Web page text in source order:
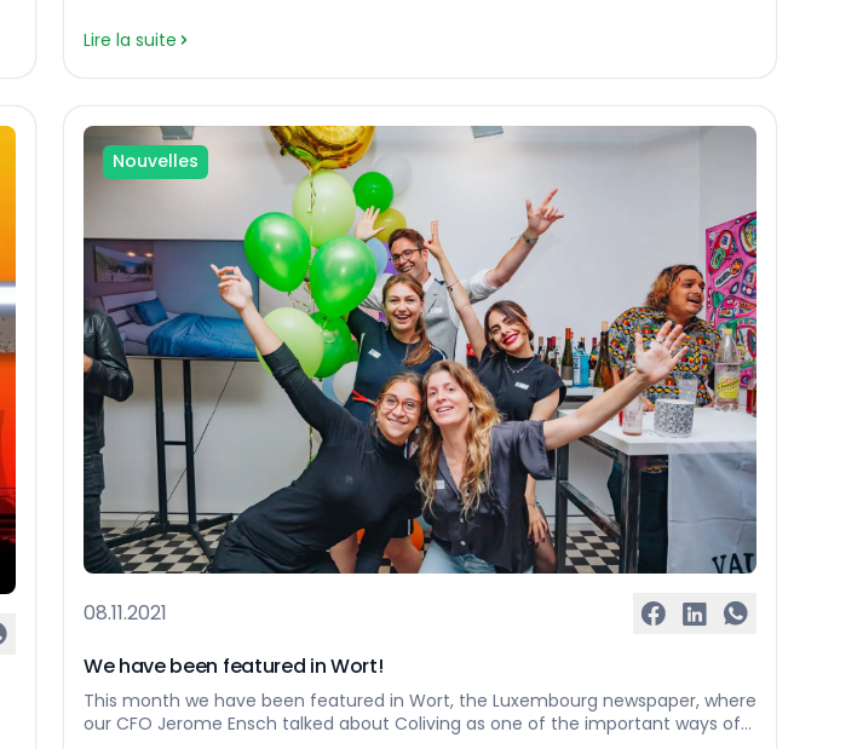
et que les marchés de Noël du pays ouvrent leurs portes aux amateurs de
Lire la suite
Nouvelles
08.11.2021
We have been featured in Wort!
This month we have been featured in Wort, the Luxembourg newspaper, where
our CFO Jerome Ensch talked about Coliving as one of the important ways of